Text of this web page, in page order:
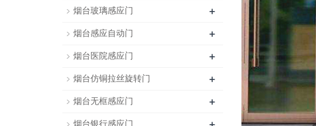
烟台玻璃感应门 +
烟台感应自动门 +
烟台医院感应门 +
烟台仿铜拉丝旋转门 +
烟台无框感应门 +
烟台银行感应门